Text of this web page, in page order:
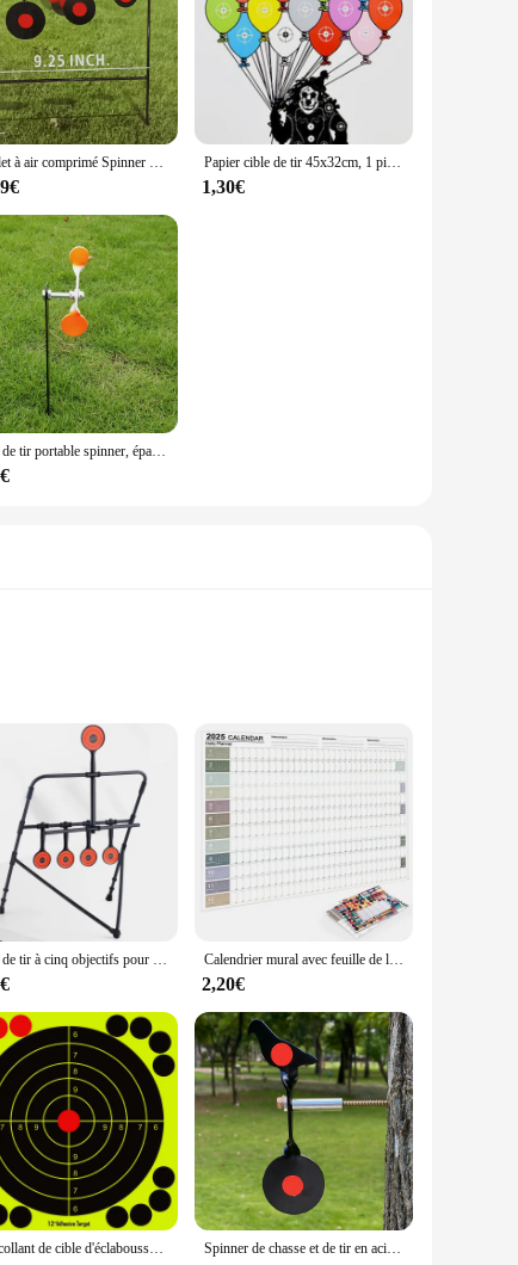
Pistolet à air comprimé Spinner simple, cible de tir en métal, trois cibles rondes à pendentif Papier cible de tir 45x32cm, 1 pièce, cible silhouette en papier pour armes à feu, fusils, fusils, odorBB, odorà air comprimé
1,30€
Cible de tir portable spinner, épaisseur 3mm
plastic target is designed to withstand the rigors of
players to focus on their aim and strategy without
and lightweight nature make it a perfect choice for both
withstand the repeated hits of paintballs, ensuring
the high-velocity impacts of paintballs, maintaining its
and competitive play. Additionally, the target's
their gameplay experience.
Cible de tir à cinq objectifs pour enfants, pratique familiale, cadre BB, Cristal automatique, odorà air comprimé, pratique du tir Calendrier mural avec feuille de licence, grand format, kawaii, liste de tâches, liste de cibles, fournitures de bureau, 2025, 2024
2,20€
Autocollant de cible d'éclaboussures jaune structurels ent brillant, cibles de tir réactives adhésives, 10 feuilles/paquet, 12 pouces Spinner de chasse et de tir en acier, cible cinq animaux, option rouge et noir, pack simple fronde, lanceur pneumatique